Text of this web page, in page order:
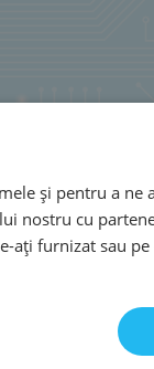
și pentru a ne
nostru cu
ați furnizat sau